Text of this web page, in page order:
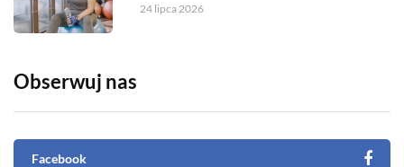
24 lipca 2026
Obserwuj nas
Facebook